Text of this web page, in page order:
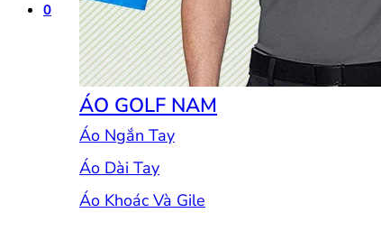
0
ÁO GOLF NAM
Áo Ngắn Tay
Áo Dài Tay
Áo Khoác Và Gile